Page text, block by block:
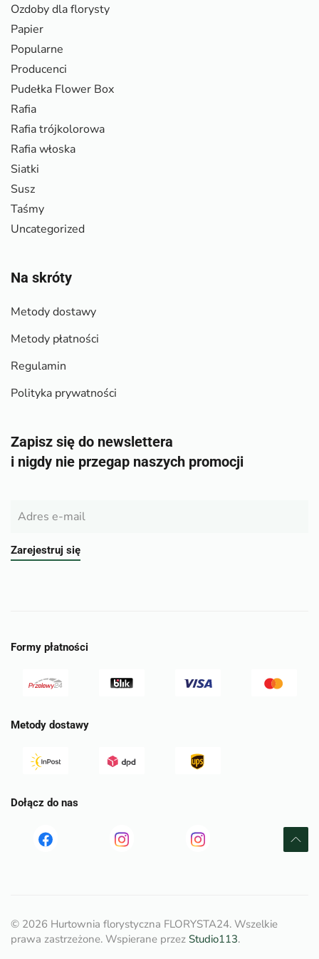
Ozdoby dla florysty
Papier
Popularne
Producenci
Pudełka Flower Box
Rafia
Rafia trójkolorowa
Rafia włoska
Siatki
Susz
Taśmy
Uncategorized
Na skróty
Metody dostawy
Metody płatności
Regulamin
Polityka prywatności
Zapisz się do newslettera
i nigdy nie przegap naszych promocji
Zarejestruj się
Formy płatności
Metody dostawy
Dołącz do nas
© 2026 Hurtownia florystyczna FLORYSTA24. Wszelkie
prawa zastrzeżone. Wspierane przez Studio113.